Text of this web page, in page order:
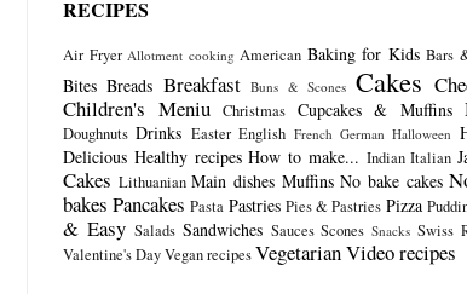
RECIPES
Air Fryer Allotment cooking American Baking for Kids Bars
Bites Breads Breakfast Buns & Scones Cakes
Children's Meniu
Christmas Cupcakes & Muffins
Doughnuts Drinks Easter English French German Halloween
Delicious Healthy recipes How to make... Indian Italian
Cakes Lithuanian Main dishes Muffins No bake cakes
bakes Pancakes Pasta Pastries Pies & Pastries Pizza
& Easy Salads Sandwiches Sauces Scones Snacks Swiss
Valentine's DayVegan recipesVegetarianVideo recipes